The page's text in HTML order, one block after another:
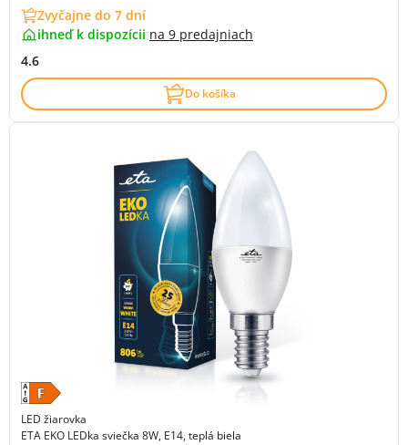
Zvyčajne do 7 dní
ihneď k dispozícii na 9 predajniach
4.6
Do košíka
LED žiarovka
ETA EKO LEDka sviečka 8W, E14, teplá biela